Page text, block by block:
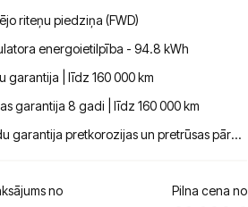
riteņu piedziņa (FWD)
energoietilpība - 94.8 kWh
garantija | līdz 160 000 km
garantija 8 gadi | līdz 160 000 km
pretkorozijas un pret­rūsas pārklājumiem virsbūves lokšņu metālam
no Pilna cena no